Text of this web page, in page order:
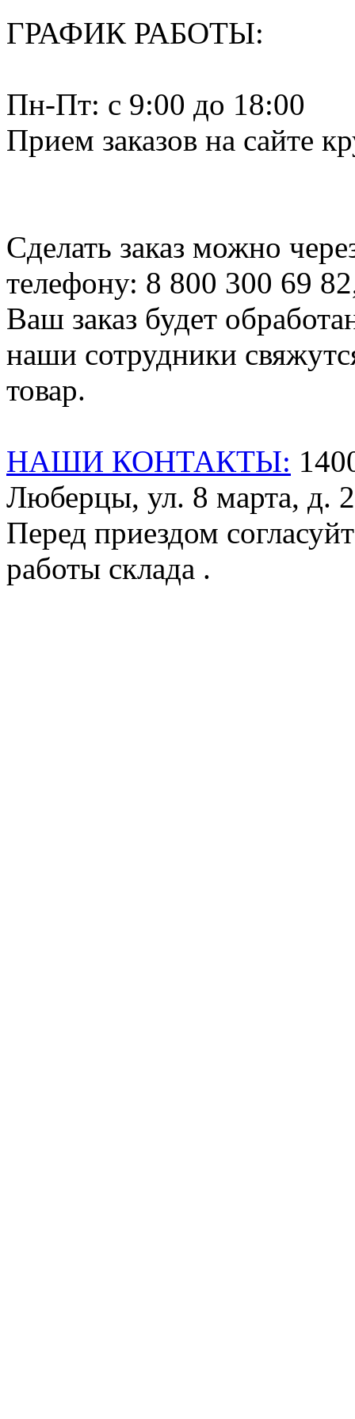
ГРАФИК РАБОТЫ:
Пн-Пт: c 9:00 до 18:00
Прием заказов на сайте
Сделать заказ можно
телефону: 8 800 300 69
Ваш заказ будет
наши сотрудники
товар.
НАШИ КОНТАКТЫ:
Люберцы, ул. 8 марта, д.
Перед приездом
работы склада .